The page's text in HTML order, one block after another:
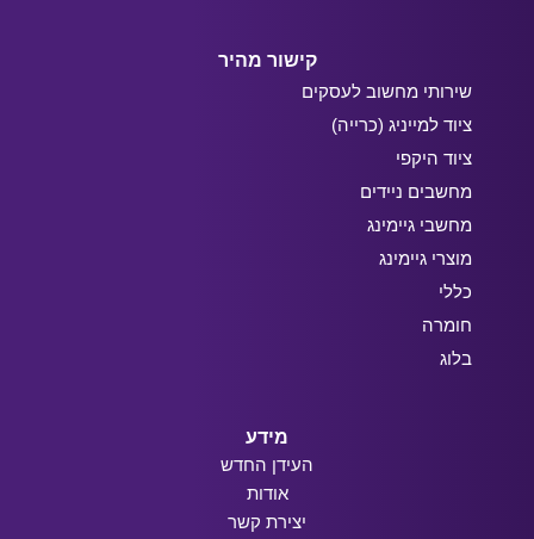
קישור מהיר
שירותי מחשוב לעסקים
ציוד למייניג (כרייה)
ציוד היקפי
מחשבים ניידים
מחשבי גיימינג
מוצרי גיימינג
כללי
חומרה
בלוג
מידע
העידן החדש
אודות
יצירת קשר